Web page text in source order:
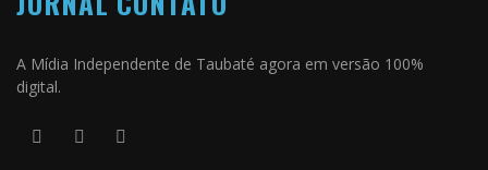
A Mídia Independente de Taubaté agora em versão 100%
digital.